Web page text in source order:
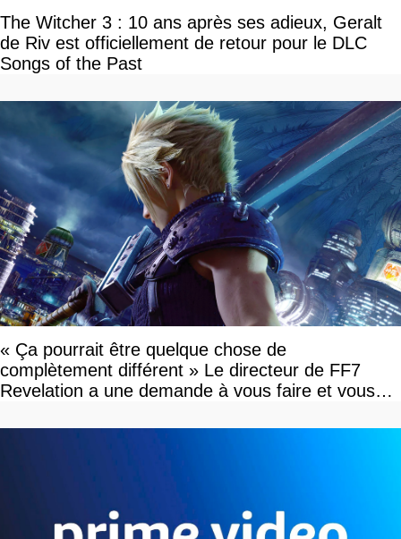
The Witcher 3 : 10 ans après ses adieux, Geralt
de Riv est officiellement de retour pour le DLC
Songs of the Past
« Ça pourrait être quelque chose de
complètement différent » Le directeur de FF7
Revelation a une demande à vous faire et vous